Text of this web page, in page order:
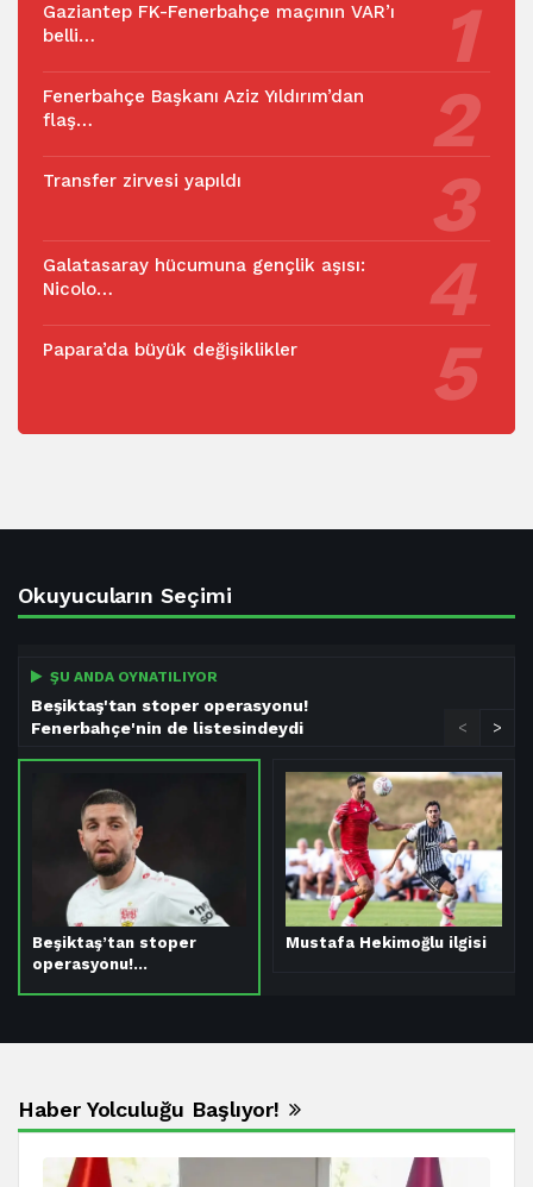
Gaziantep FK-Fenerbahçe maçının VAR’ı
belli…
Fenerbahçe Başkanı Aziz Yıldırım’dan
flaş…
Transfer zirvesi yapıldı
Galatasaray hücumuna gençlik aşısı:
Nicolo…
Papara’da büyük değişiklikler
Okuyucuların Seçimi
ŞU ANDA OYNATILIYOR
Beşiktaş'tan stoper operasyonu!
Fenerbahçe'nin de listesindeydi
Beşiktaş’tan stoper
operasyonu!…
Mustafa Hekimoğlu ilgisi
< >
Haber Yolculuğu Başlıyor!